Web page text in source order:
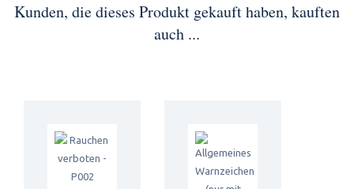
Kunden, die dieses Produkt gekauft haben, kauften
auch ...